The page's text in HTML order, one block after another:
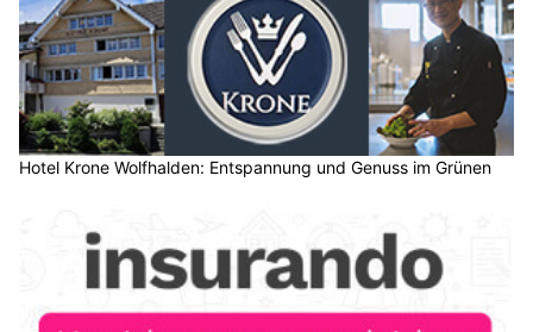
Hotel Krone Wolfhalden: Entspannung und Genuss im Grünen